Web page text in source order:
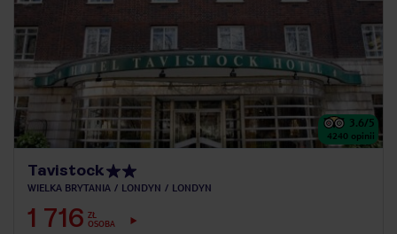
3.6/5
4240 opinii
Tavistock
WIELKA BRYTANIA LONDYN LONDYN
1 716 ZŁ
OSOBA